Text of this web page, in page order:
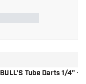
BULL'S Tube Darts 1/4" -